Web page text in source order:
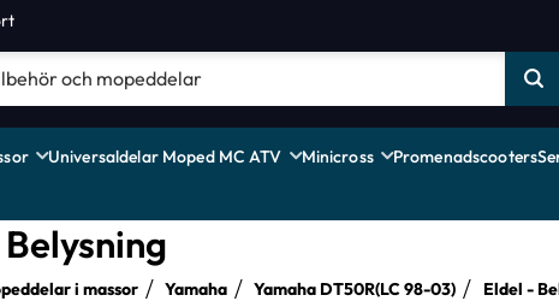
Universaldelar Moped MC ATV Minicross Promenadscooters
i massor Yamaha Yamaha DT50R(LC 98-03) Eldel -